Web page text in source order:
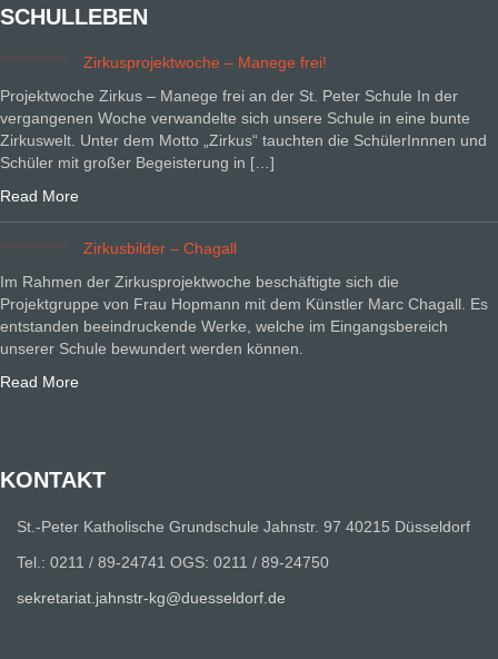
SCHULLEBEN
Zirkusprojektwoche – Manege frei!
Projektwoche Zirkus – Manege frei an der St. Peter Schule In der
vergangenen Woche verwandelte sich unsere Schule in eine bunte
Zirkuswelt. Unter dem Motto „Zirkus“ tauchten die SchülerInnnen und
Schüler mit großer Begeisterung in […]
Read More
Zirkusbilder – Chagall
Im Rahmen der Zirkusprojektwoche beschäftigte sich die
Projektgruppe von Frau Hopmann mit dem Künstler Marc Chagall. Es
entstanden beeindruckende Werke, welche im Eingangsbereich
unserer Schule bewundert werden können.
Read More
KONTAKT
St.-Peter Katholische Grundschule Jahnstr. 97 40215 Düsseldorf
Tel.: 0211 / 89-24741 OGS: 0211 / 89-24750
sekretariat.jahnstr-kg@duesseldorf.de